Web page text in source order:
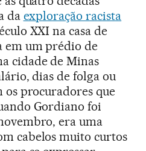
da exploração racista
XXI na casa de
em um prédio de
cidade de Minas
dias de folga ou
os procuradores que
Gordiano foi
era uma
cabelos muito curtos